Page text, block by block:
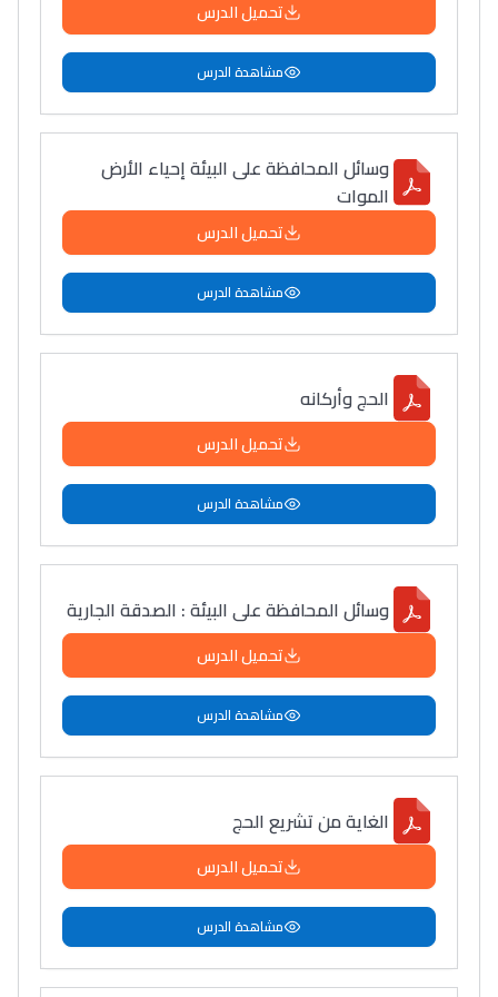
التعليم الثانوي التأهيلي
Collège au Maroc
+ de 78 Sujets
Interviews/Vidéos
دليل المهن
ما يزيد عن 149 مهنة
دليل التوجيه
التوجيه بالثانوي و الإعدادي
باش تقدر تساعد الناس
يلقاو التوازن من الدّاخل
ومن الخارج، بشرى
تحميل الدرس
مشاهدة الدرس
وسائل المحافظة على البيئة إحياء الأرض
الموات
تحميل الدرس
مشاهدة الدرس
الحج وأركانه
تحميل الدرس
مشاهدة الدرس
وسائل المحافظة على البيئة : الصدقة الجارية
تحميل الدرس
مشاهدة الدرس
الغاية من تشريع الحج
تحميل الدرس
مشاهدة الدرس